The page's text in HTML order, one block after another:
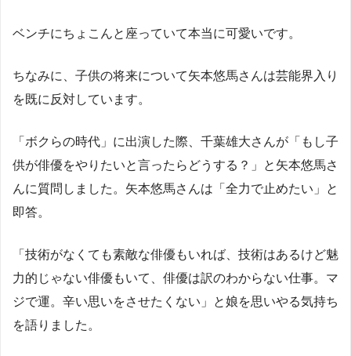
ベンチにちょこんと座っていて本当に可愛いです。
ちなみに、子供の将来について矢本悠馬さんは芸能界入り
を既に反対しています。
「ボクらの時代」に出演した際、千葉雄大さんが「もし子
供が俳優をやりたいと言ったらどうする？」と矢本悠馬さ
んに質問しました。矢本悠馬さんは「全力で止めたい」と
即答。
「技術がなくても素敵な俳優もいれば、技術はあるけど魅
力的じゃない俳優もいて、俳優は訳のわからない仕事。マ
ジで運。辛い思いをさせたくない」と娘を思いやる気持ち
を語りました。